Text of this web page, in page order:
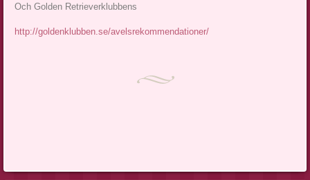
Och Golden Retrieverklubbens
http://goldenklubben.se/avelsrekommendationer/